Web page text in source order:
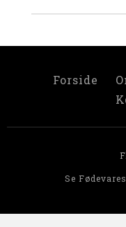
Forside
Se